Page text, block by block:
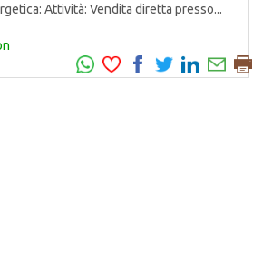
Attività: Vendita diretta presso...